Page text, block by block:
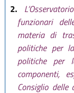
2.
funzionari
materia di
politiche per
politiche
componenti,
Consiglio